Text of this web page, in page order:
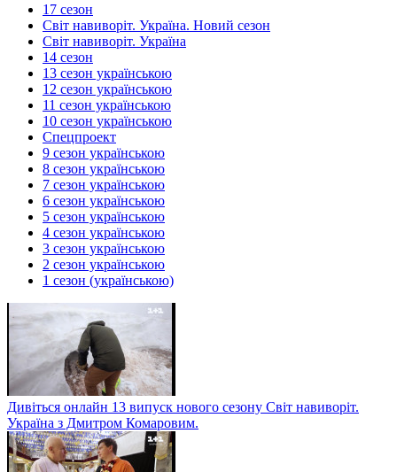
17 сезон
Світ навиворіт. Україна. Новий сезон
Світ навиворіт. Україна
14 сезон
13 сезон українською
12 сезон українською
11 сезон українською
10 сезон українською
Спецпроект
9 сезон українською
8 сезон українською
7 сезон українською
6 сезон українською
5 сезон українською
4 сезон українською
3 сезон українською
2 сезон українською
1 сезон (українською)
Дивіться онлайн 13 випуск нового сезону Світ навиворіт.
Україна з Дмитром Комаровим.